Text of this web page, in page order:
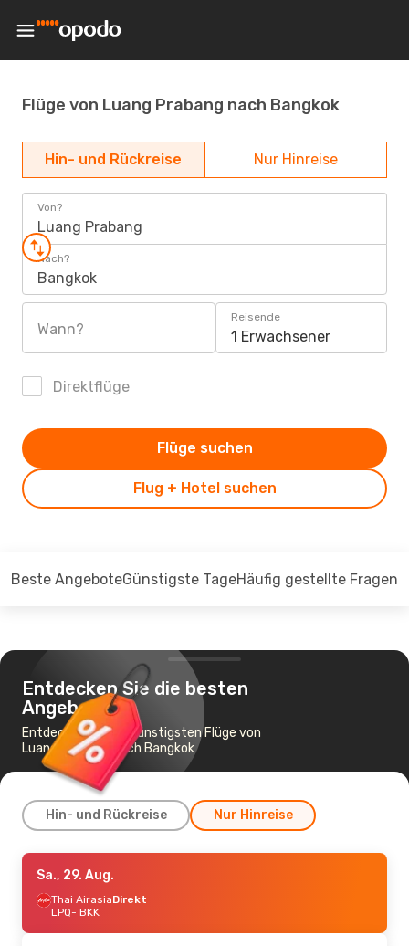
Flüge von Luang Prabang nach Bangkok
Hin- und Rückreise Nur Hinreise
Von?
Luang Prabang
Nach?
Bangkok
Wann?
Reisende
1 Erwachsener
Direktflüge
Flug + Hotel suchen
Flüge suchen
Beste AngeboteGünstigste TageHäufig gestellte Fragen
Entdecken Sie die besten
Angebote
Entdecken Sie die günstigsten Flüge von
Luang Prabang nach Bangkok
Hin- und Rückreise Nur Hinreise
Fr., 21. Aug.- So., 23. Aug.
Thai AirasiaDirekt
LPQ- BKK
BKK- LPQ
Sa., 29. Aug.
Thai AirasiaDirekt
LPQ- BKK